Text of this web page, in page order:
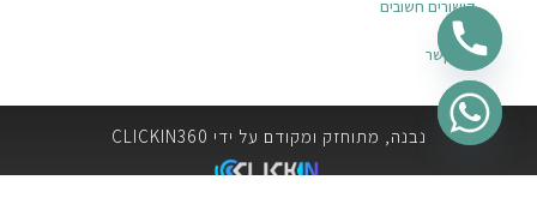
קישורים חשובים
צור קשר
נבנה, מתוחזק ומקודם על ידי CLICKIN360